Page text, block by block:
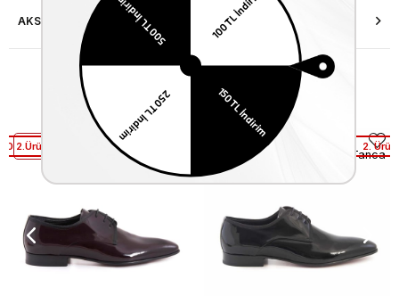
AKSESUAR ONARIMI
Similar Items
2.Ürüne %50 İndirim
Kemal Tanca
1.Ürüne %30 2.Ürüne %50 İndirim
Kemal Tanca
2.